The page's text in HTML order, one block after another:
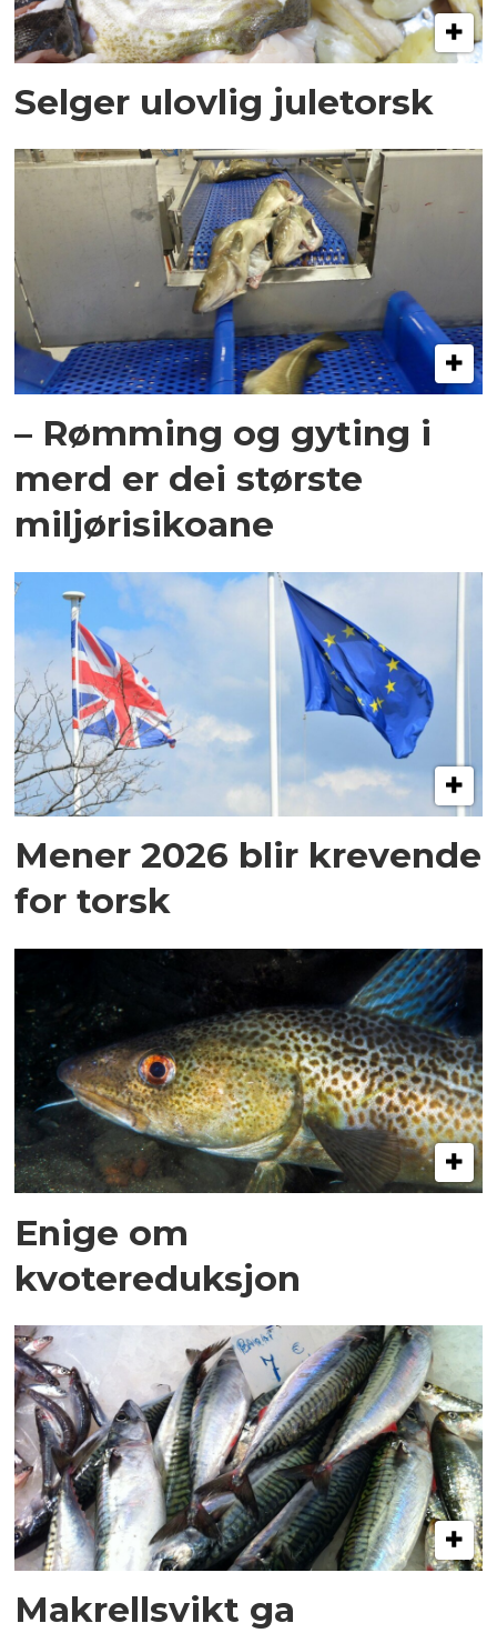
Selger ulovlig juletorsk
– Rømming og gyting i
merd er dei største
miljørisikoane
Mener 2026 blir krevende
for torsk
Enige om
kvotereduksjon
Makrellsvikt ga